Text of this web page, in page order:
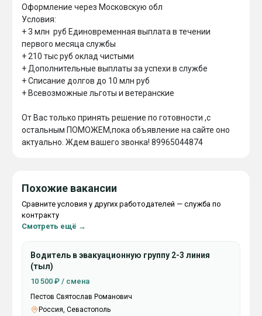
Оформление через Московскую обл
Условия:
+ 3 млн  руб Единовременная выплата в течении
первого месяца службы
+ 210 тыс руб оклад чистыми
+ Дополнительные выплаты за успехи в службе
+ Списание долгов до 10 млн руб
+ Всевозможные льготы и ветеранские
От Вас только принять решение по готовности ,с
остальным ПОМОЖЕМ,пока объявление на сайте оно
актуально. Ждем вашего звонка! 89965044874
Похожие вакансии
Сравните условия у других работодателей — служба по
контракту
Смотреть ещё →
Водитель в эвакуационную группу 2-3 линия
(тыл)
10 500 ₽ / смена
Пестов Святослав Романович
Россия, Севастополь